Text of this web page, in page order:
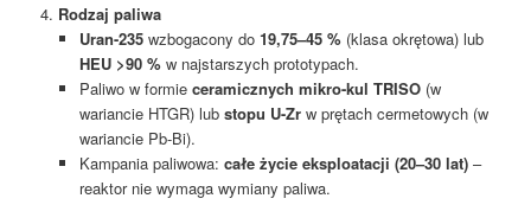
4. Rodzaj paliwa
Uran-235wzbogacony do 19,75–45 %(klasa okrętowa) lub
HEU >90 %w najstarszych prototypach.
Paliwo w formie ceramicznych mikro-kul TRISO(w
wariancie HTGR) lub stopu U-Zrw prętach cermetowych (w
wariancie Pb-Bi).
Kampania paliwowa: całe życie eksploatacji (20–30 lat)–
reaktor nie wymaga wymiany paliwa.